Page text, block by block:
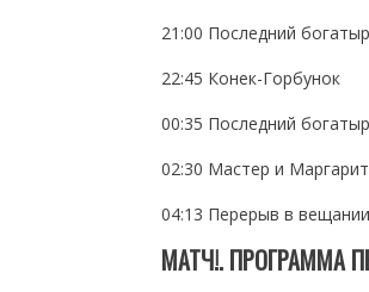
21:00 Последний
22:45 Конек-Горбунок
00:35 Последний
02:30 Мастер и
04:13 Перерыв в вещании
МАТЧ!. ПРОГРАММА